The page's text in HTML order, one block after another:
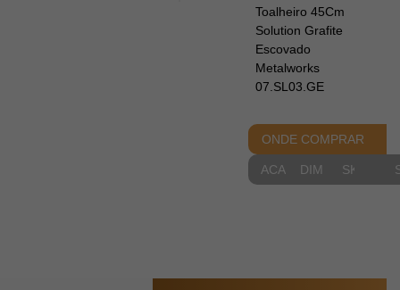
Toalheiro 45Cm
Solution Grafite
Escovado
Metalworks
07.SL03.GE
ONDE COMPRAR
ACABAMENTOS
DIMENSIONAIS